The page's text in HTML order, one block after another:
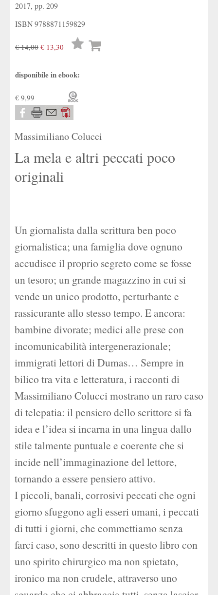
2017, pp. 209
ISBN9788871159829
€ 14,00 € 13,30
Lista
disponibile in ebook:
€ 9,99
Massimiliano Colucci
La mela e altri peccati poco
originali
Un giornalista dalla scrittura ben poco
giornalistica; una famiglia dove ognuno
accudisce il proprio segreto come se fosse
un tesoro; un grande magazzino in cui si
vende un unico prodotto, perturbante e
rassicurante allo stesso tempo. E ancora:
bambine divorate; medici alle prese con
incomunicabilità intergenerazionale;
immigrati lettori di Dumas… Sempre in
bilico tra vita e letteratura, i racconti di
Massimiliano Colucci mostrano un raro caso
di telepatia: il pensiero dello scrittore si fa
idea e l’idea si incarna in una lingua dallo
stile talmente puntuale e coerente che si
incide nell’immaginazione del lettore,
tornando a essere pensiero attivo.
I piccoli, banali, corrosivi peccati che ogni
giorno sfuggono agli esseri umani, i peccati
di tutti i giorni, che commettiamo senza
farci caso, sono descritti in questo libro con
uno spirito chirurgico ma non spietato,
ironico ma non crudele, attraverso uno